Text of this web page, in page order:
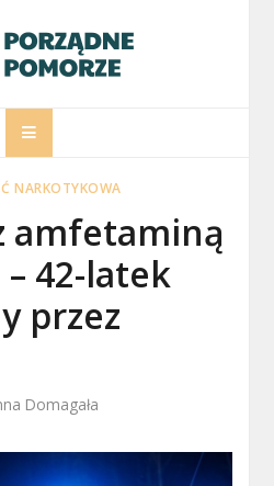
NARKOTYKOWA
amfetaminą
42-latek
przez
Domagała